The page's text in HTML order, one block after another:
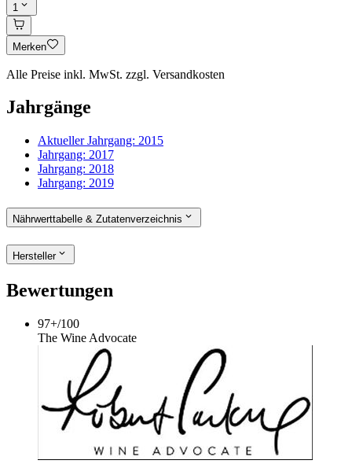
1
Merken
Alle Preise inkl. MwSt. zzgl. Versandkosten
Jahrgänge
Aktueller Jahrgang: 2015
Jahrgang: 2017
Jahrgang: 2018
Jahrgang: 2019
Nährwerttabelle & Zutatenverzeichnis
Hersteller
Bewertungen
97+/100
The Wine Advocate